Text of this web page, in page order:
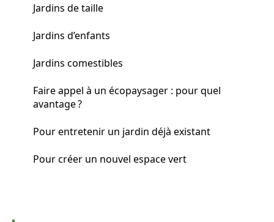
Jardins de taille
Jardins d’enfants
Jardins comestibles
Faire appel à un écopaysager : pour quel
avantage ?
Pour entretenir un jardin déjà existant
Pour créer un nouvel espace vert